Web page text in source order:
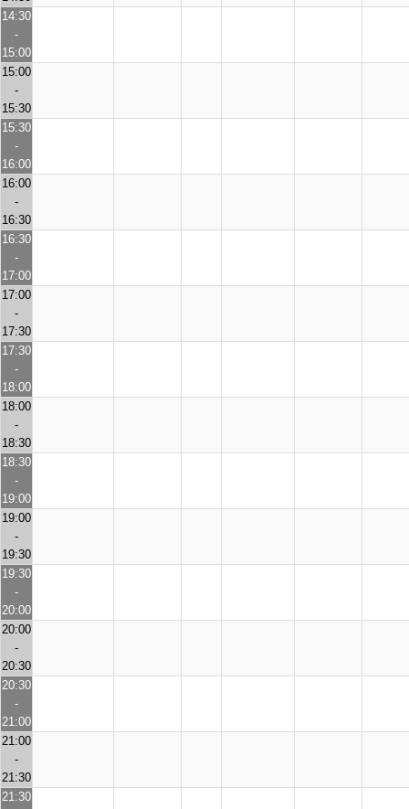
14:30
-
15:00
15:00
-
15:30
15:30
-
16:00
16:00
-
16:30
16:30
-
17:00
17:00
-
17:30
17:30
-
18:00
18:00
-
18:30
18:30
-
19:00
19:00
-
19:30
19:30
-
20:00
20:00
-
20:30
20:30
-
21:00
21:00
-
21:30
21:30